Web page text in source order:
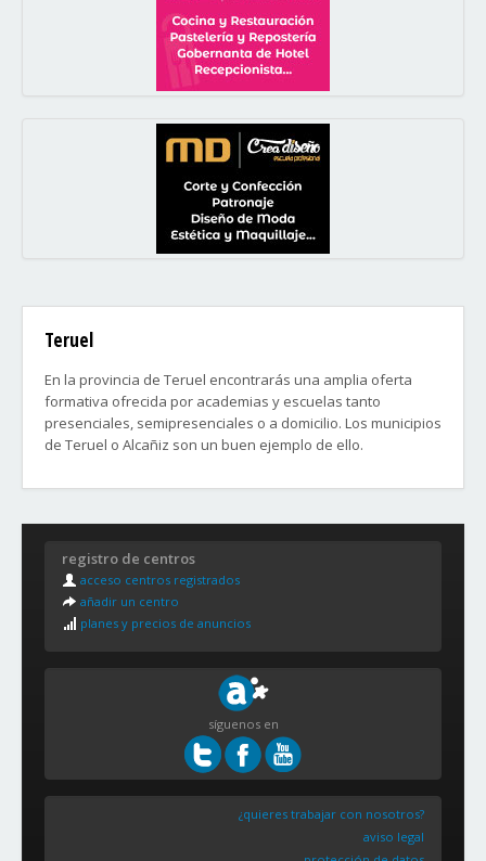
Teruel
En la provincia de Teruel encontrarás una amplia oferta
formativa ofrecida por academias y escuelas tanto
presenciales, semipresenciales o a domicilio. Los municipios
de Teruel o Alcañiz son un buen ejemplo de ello.
registro de centros
acceso centros registrados
añadir un centro
planes y precios de anuncios
síguenos en
¿quieres trabajar con nosotros?
aviso legal